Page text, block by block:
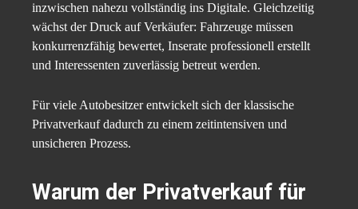
inzwischen nahezu vollständig ins Digitale. Gleichzeitig
wächst der Druck auf Verkäufer: Fahrzeuge müssen
konkurrenzfähig bewertet, Inserate professionell erstellt
und Interessenten zuverlässig betreut werden.
Für viele Autobesitzer entwickelt sich der klassische
Privatverkauf dadurch zu einem zeitintensiven und
unsicheren Prozess.
Warum der Privatverkauf für